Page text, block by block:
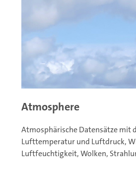
Atmosphere
Atmosphärische Datensätze mit
Lufttemperatur und Luftdruck,
Luftfeuchtigkeit, Wolken,